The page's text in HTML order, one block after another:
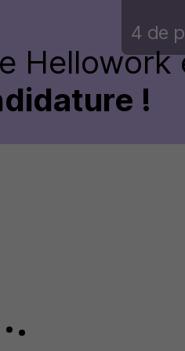
4 de
Hellowork
!